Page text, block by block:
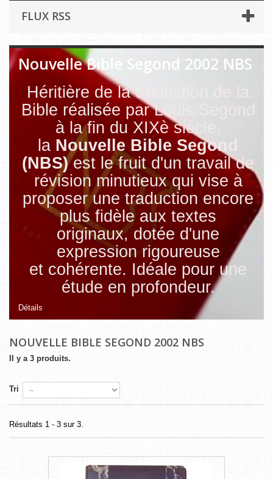
FLUX RSS
Nouvelle Bible Segond 2002 NBS
Héritière de la traduction de la
Bible réalisée par Louis Segond
à la fin du XIXè siècle,
la Nouvelle Bible Segond
(NBS)est le fruit d'un travail de
révision minutieux qui vise à
proposer une traduction encore
plus fidèle aux textes
originaux, dotée d'une
expression rigoureuse
et cohérente. Idéale pour une
étude en profondeur.
Détails
NOUVELLE BIBLE SEGOND 2002 NBS
Il y a 3 produits.
Tri
Résultats 1 - 3 sur 3.